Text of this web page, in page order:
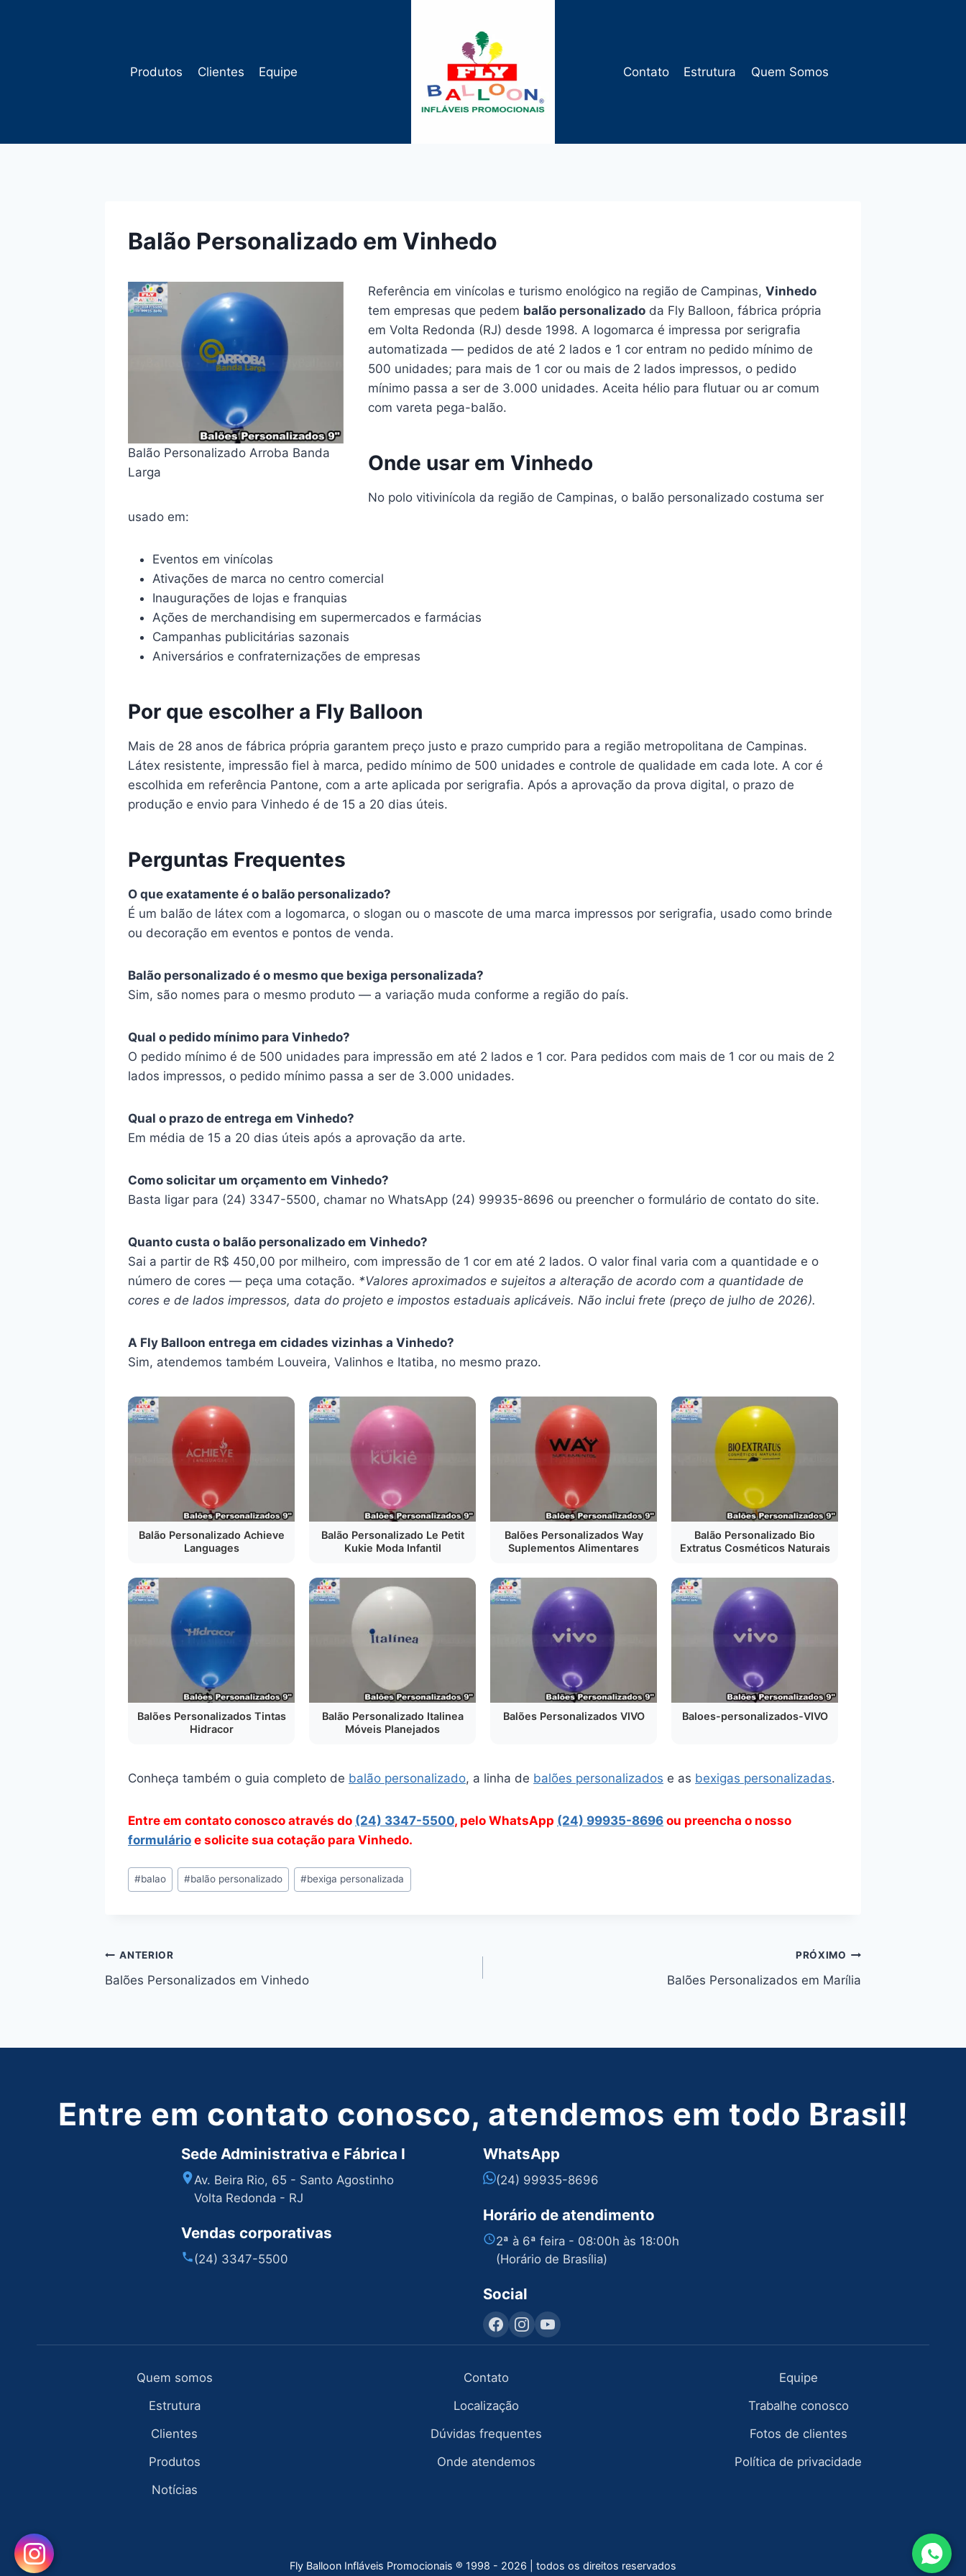
Produtos Clientes Equipe Contato Estrutura Quem Somos
Balão Personalizado em Vinhedo
Balão Personalizado Arroba Banda
Larga
Referência em vinícolas e turismo enológico na região de Campinas, Vinhedo
tem empresas que pedem balão personalizado da Fly Balloon, fábrica própria
em Volta Redonda (RJ) desde 1998. A logomarca é impressa por serigrafia
automatizada — pedidos de até 2 lados e 1 cor entram no pedido mínimo de
500 unidades; para mais de 1 cor ou mais de 2 lados impressos, o pedido
mínimo passa a ser de 3.000 unidades. Aceita hélio para flutuar ou ar comum
com vareta pega-balão.
Onde usar em Vinhedo
No polo vitivinícola da região de Campinas, o balão personalizado costuma ser
usado em:
Eventos em vinícolas
Ativações de marca no centro comercial
Inaugurações de lojas e franquias
Ações de merchandising em supermercados e farmácias
Campanhas publicitárias sazonais
Aniversários e confraternizações de empresas
Por que escolher a Fly Balloon
Mais de 28 anos de fábrica própria garantem preço justo e prazo cumprido para a região metropolitana de Campinas.
Látex resistente, impressão fiel à marca, pedido mínimo de 500 unidades e controle de qualidade em cada lote. A cor é
escolhida em referência Pantone, com a arte aplicada por serigrafia. Após a aprovação da prova digital, o prazo de
produção e envio para Vinhedo é de 15 a 20 dias úteis.
Perguntas Frequentes
O que exatamente é o balão personalizado?
É um balão de látex com a logomarca, o slogan ou o mascote de uma marca impressos por serigrafia, usado como brinde
ou decoração em eventos e pontos de venda.
Balão personalizado é o mesmo que bexiga personalizada?
Sim, são nomes para o mesmo produto — a variação muda conforme a região do país.
Qual o pedido mínimo para Vinhedo?
O pedido mínimo é de 500 unidades para impressão em até 2 lados e 1 cor. Para pedidos com mais de 1 cor ou mais de 2
lados impressos, o pedido mínimo passa a ser de 3.000 unidades.
Qual o prazo de entrega em Vinhedo?
Em média de 15 a 20 dias úteis após a aprovação da arte.
Como solicitar um orçamento em Vinhedo?
Basta ligar para (24) 3347-5500, chamar no WhatsApp (24) 99935-8696 ou preencher o formulário de contato do site.
Quanto custa o balão personalizado em Vinhedo?
Sai a partir de R$ 450,00 por milheiro, com impressão de 1 cor em até 2 lados. O valor final varia com a quantidade e o
número de cores — peça uma cotação. *Valores aproximados e sujeitos a alteração de acordo com a quantidade de
cores e de lados impressos, data do projeto e impostos estaduais aplicáveis. Não inclui frete (preço de julho de 2026).
A Fly Balloon entrega em cidades vizinhas a Vinhedo?
Sim, atendemos também Louveira, Valinhos e Itatiba, no mesmo prazo.
Balão Personalizado Achieve
Languages
Balão Personalizado Le Petit
Kukie Moda Infantil
Balões Personalizados Way
Suplementos Alimentares
Balão Personalizado Bio
Extratus Cosméticos Naturais
Balões Personalizados Tintas
Hidracor
Balão Personalizado Italinea
Móveis Planejados
Balões Personalizados VIVO Baloes-personalizados-VIVO
Conheça também o guia completo de balão personalizado, a linha de balões personalizados e as bexigas personalizadas.
Entre em contato conosco através do (24) 3347-5500, pelo WhatsApp (24) 99935-8696 ou preencha o nosso
formulário e solicite sua cotação para Vinhedo.
Tags
do
#balao #balão personalizado #bexiga personalizada
Navegação
de
ANTERIOR
Balões Personalizados em Vinhedo
PRÓXIMO
Balões Personalizados em Marília
Entre em contato conosco, atendemos em todo Brasil!
Sede Administrativa e Fábrica I
Av. Beira Rio, 65 - Santo Agostinho
Volta Redonda - RJ
Vendas corporativas
(24) 3347-5500
WhatsApp
(24) 99935-8696
Horário de atendimento
2ª à 6ª feira - 08:00h às 18:00h
(Horário de Brasília)
Social
Quem somos
Estrutura
Clientes
Produtos
Notícias
Contato
Localização
Dúvidas frequentes
Onde atendemos
Equipe
Trabalhe conosco
Fotos de clientes
Política de privacidade
Fly Balloon Infláveis Promocionais ® 1998 - 2026 | todos os direitos reservados